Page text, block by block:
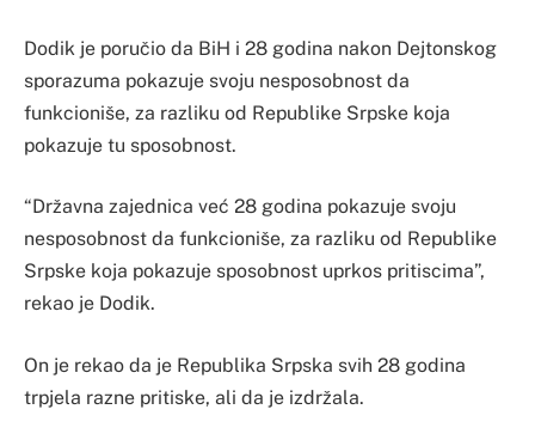
Dodik je poručio da BiH i 28 godina nakon Dejtonskog
sporazuma pokazuje svoju nesposobnost da
funkcioniše, za razliku od Republike Srpske koja
pokazuje tu sposobnost.
“Državna zajednica već 28 godina pokazuje svoju
nesposobnost da funkcioniše, za razliku od Republike
Srpske koja pokazuje sposobnost uprkos pritiscima”,
rekao je Dodik.
On je rekao da je Republika Srpska svih 28 godina
trpjela razne pritiske, ali da je izdržala.